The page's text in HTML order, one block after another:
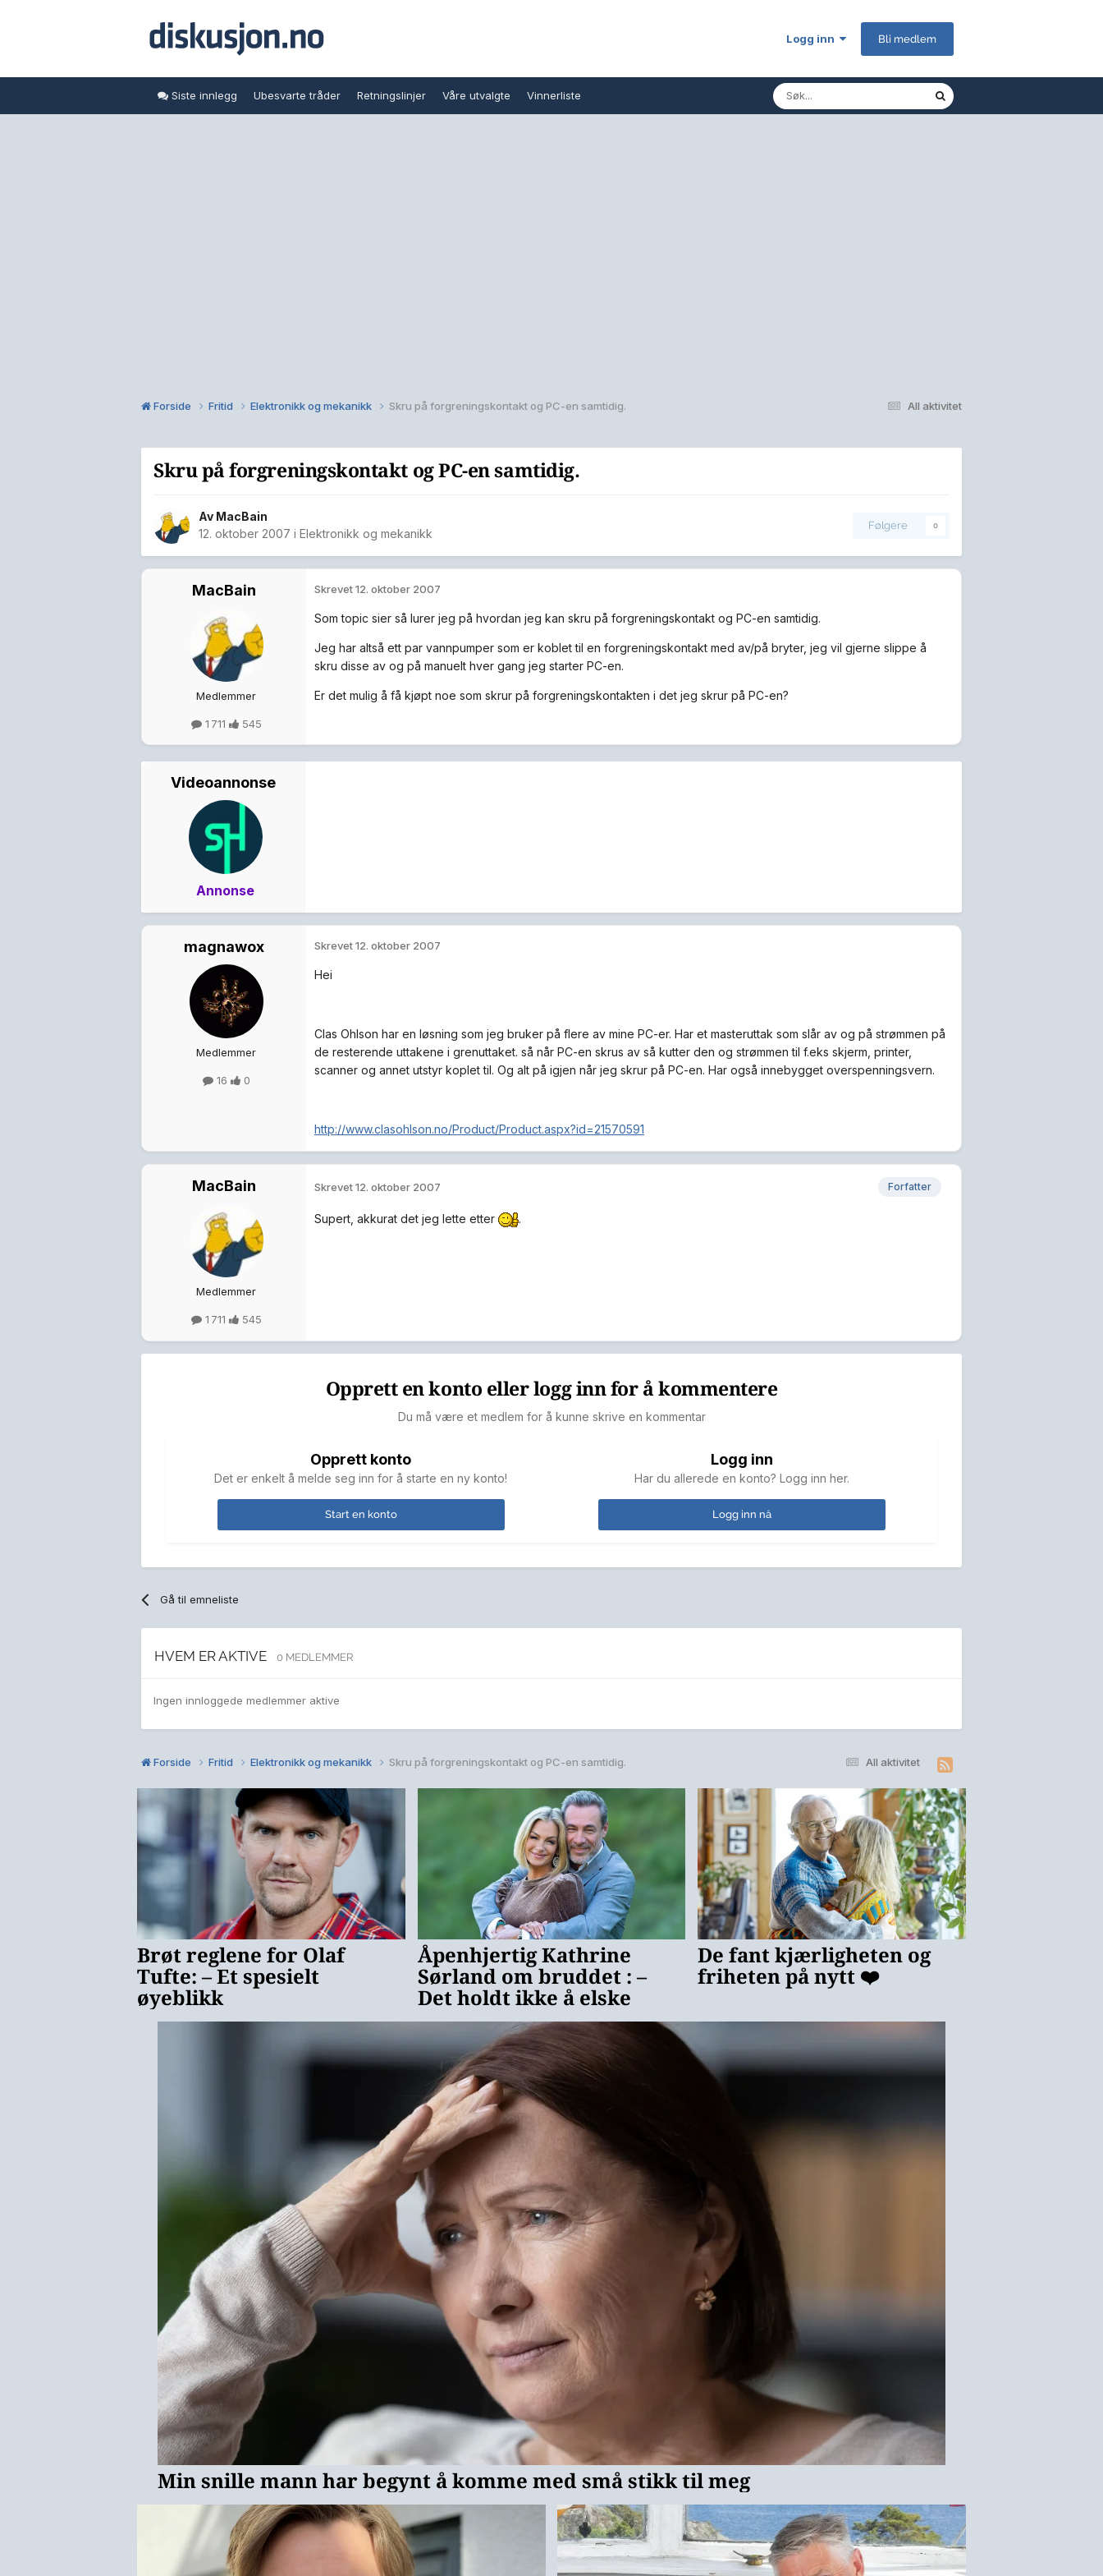
Logg inn Bli medlem
Siste innlegg Ubesvarte tråder Retningslinjer Våre utvalgte Vinnerliste
All aktivitet
Forside Fritid Elektronikk og mekanikk Skru på forgreningskontakt og PC-en samtidig.
Skru på forgreningskontakt og PC-en samtidig.
Av MacBain
12. oktober 2007 i Elektronikk og mekanikk
Følgere 0
MacBain
Medlemmer
1 711 545
Skrevet12. oktober 2007
Som topic sier så lurer jeg på hvordan jeg kan skru på forgreningskontakt og PC-en samtidig.
Jeg har altså ett par vannpumper som er koblet til en forgreningskontakt med av/på bryter, jeg vil gjerne slippe å
skru disse av og på manuelt hver gang jeg starter PC-en.
Er det mulig å få kjøpt noe som skrur på forgreningskontakten i det jeg skrur på PC-en?
Videoannonse
Annonse
magnawox
Medlemmer
16 0
Skrevet12. oktober 2007
Hei
Clas Ohlson har en løsning som jeg bruker på flere av mine PC-er. Har et masteruttak som slår av og på strømmen på
de resterende uttakene i grenuttaket. så når PC-en skrus av så kutter den og strømmen til f.eks skjerm, printer,
scanner og annet utstyr koplet til. Og alt på igjen når jeg skrur på PC-en. Har også innebygget overspenningsvern.
http://www.clasohlson.no/Product/Product.aspx?id=21570591
MacBain
Medlemmer
1 711 545
Forfatter
Skrevet12. oktober 2007
Supert, akkurat det jeg lette etter .
Opprett en konto eller logg inn for å kommentere
Du må være et medlem for å kunne skrive en kommentar
Opprett konto
Det er enkelt å melde seg inn for å starte en ny konto!
Start en konto
Logg inn
Har du allerede en konto? Logg inn her.
Logg inn nå
Gå til emneliste
HVEM ER AKTIVE 0 MEDLEMMER
Ingen innloggede medlemmer aktive
All aktivitet
Forside Fritid Elektronikk og mekanikk Skru på forgreningskontakt og PC-en samtidig.